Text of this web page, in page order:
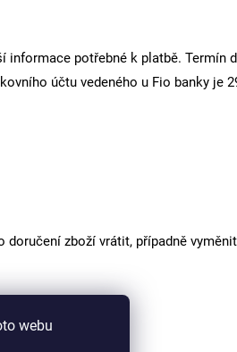
webu
potřebné k platbě. Termín
účtu vedeného u Fio banky je
zboží vrátit, případně